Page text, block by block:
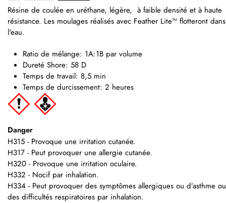
Résine de coulée en uréthane, légère, à faible densité et à haute
résistance. Les moulages réalisés avec Feather Lite™ flotteront dans
l'eau.
Ratio de mélange: 1A:1B par volume
Dureté Shore: 58 D
Temps de travail: 8,5 min
Temps de durcissement: 2 heures
Danger
H315 - Provoque une irritation cutanée.
H317 - Peut provoquer une allergie cutanée.
H320 - Provoque une irritation oculaire.
H332 - Nocif par inhalation.
H334 - Peut provoquer des symptômes allergiques ou d’asthme ou
des difficultés respiratoires par inhalation.